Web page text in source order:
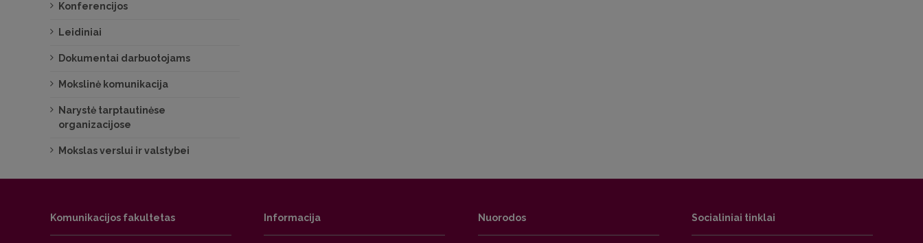
Konferencijos
Leidiniai
Dokumentai darbuotojams
Mokslinė komunikacija
Narystė tarptautinėse
organizacijose
Mokslas verslui ir valstybei
Komunikacijos fakultetas Informacija Nuorodos Socialiniai tinklai